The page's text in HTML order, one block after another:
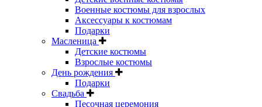
Военные костюмы для взрослых
Аксессуары к костюмам
Подарки
Масленица
Детские костюмы
Взрослые костюмы
День рождения
Подарки
Свадьба
Песочная церемония